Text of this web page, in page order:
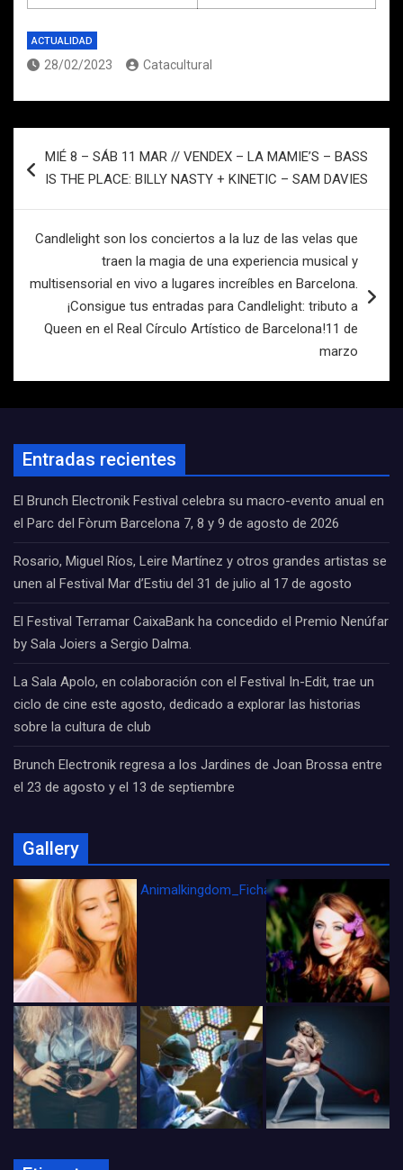
ACTUALIDAD
28/02/2023 Catacultural
de
MIÉ 8 – SÁB 11 MAR // VENDEX – LA MAMIE’S – BASS
IS THE PLACE: BILLY NASTY + KINETIC – SAM DAVIES
Candlelight son los conciertos a la luz de las velas que
traen la magia de una experiencia musical y
multisensorial en vivo a lugares increíbles en Barcelona.
¡Consigue tus entradas para Candlelight: tributo a
Queen en el Real Círculo Artístico de Barcelona!11 de
marzo
Entradas recientes
El Brunch Electronik Festival celebra su macro-evento anual en
el Parc del Fòrum Barcelona 7, 8 y 9 de agosto de 2026
Rosario, Miguel Ríos, Leire Martínez y otros grandes artistas se
unen al Festival Mar d’Estiu del 31 de julio al 17 de agosto
El Festival Terramar CaixaBank ha concedido el Premio Nenúfar
by Sala Joiers a Sergio Dalma.
La Sala Apolo, en colaboración con el Festival In-Edit, trae un
ciclo de cine este agosto, dedicado a explorar las historias
sobre la cultura de club
Brunch Electronik regresa a los Jardines de Joan Brossa entre
el 23 de agosto y el 13 de septiembre
Gallery
Animalkingdom_FichaCine